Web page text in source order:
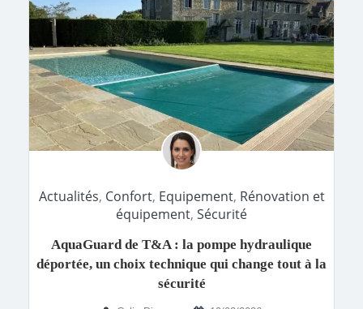
Actualités, Confort, Equipement, Rénovation et
équipement, Sécurité
AquaGuard de T&A : la pompe hydraulique
déportée, un choix technique qui change tout à la
sécurité